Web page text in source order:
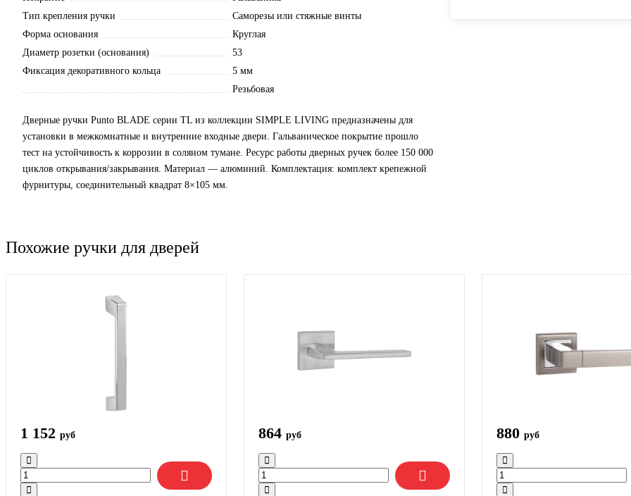
Тип крепления ручки
Саморезы или стяжные винты
Форма основания
Круглая
Диаметр розетки (основания)
53
Фиксация декоративного кольца
5 мм
Резьбовая
Дверные ручки Punto BLADE серии TL из коллекции SIMPLE LIVING предназначены для
установки в межкомнатные и внутренние входные двери. Гальваническое покрытие прошло
тест на устойчивость к коррозии в соляном тумане. Ресурс работы дверных ручек более 150 000
циклов открывания/закрывания. Материал — алюминий. Комплектация: комплект крепежной
фурнитуры, соединительный квадрат 8×105 мм.
Похожие ручки для дверей
1 152 руб 864 руб 880 руб